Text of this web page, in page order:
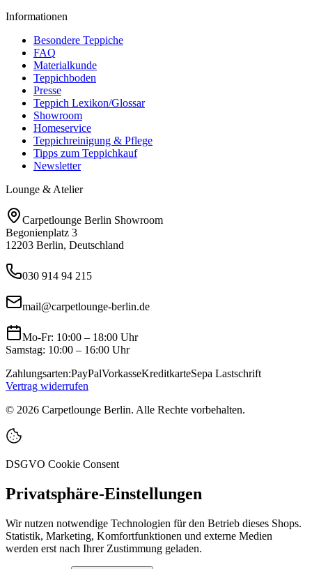
Informationen
Besondere Teppiche
FAQ
Materialkunde
Teppichboden
Presse
Teppich Lexikon/Glossar
Showroom
Homeservice
Teppichreinigung & Pflege
Tipps zum Teppichkauf
Newsletter
Lounge & Atelier
Carpetlounge Berlin Showroom
Begonienplatz 3
12203 Berlin, Deutschland
030 914 94 215
mail@carpetlounge-berlin.de
Mo-Fr: 10:00 – 18:00 Uhr
Samstag: 10:00 – 16:00 Uhr
Zahlungsarten:PayPalVorkasseKreditkarteSepa Lastschrift
Vertrag widerrufen
© 2026 Carpetlounge Berlin. Alle Rechte vorbehalten.
DSGVO Cookie Consent
Privatsphäre-Einstellungen
Wir nutzen notwendige Technologien für den Betrieb dieses Shops.
Statistik, Marketing, Komfortfunktionen und externe Medien
werden erst nach Ihrer Zustimmung geladen.